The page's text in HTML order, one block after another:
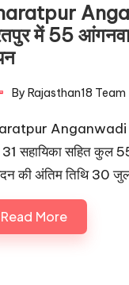
में 55 आंगनवाड़ी
By Rajasthan18 Team
Anganwadi
सहायिका सहित कुल 55
की अंतिम तिथि 30
Read More